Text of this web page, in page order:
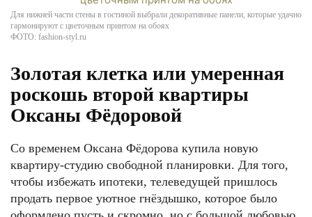
Для нижней части стены в гостиной выбрали декоративные панели, которые удачно
гармонируют с цветочным принтом на обоях
ФОТО: fashion-styl.ru
Золотая клетка или умеренная
роскошь второй квартиры
Оксаны Фёдоровой
Со временем Оксана Фёдорова купила новую
квартиру-студию свободной планировки. Для того,
чтобы избежать ипотеки, телеведущей пришлось
продать первое уютное гнёздышко, которое было